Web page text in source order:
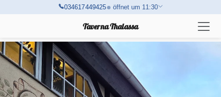
034617449425 öffnet um 11:30
×
Montag
Dienstag
Taverna Thalassa